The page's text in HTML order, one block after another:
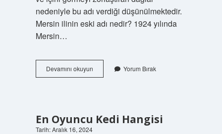
nedeniyle bu adı verdiği düşünülmektedir.
Mersin ilinin eski adı nedir? 1924 yılında
Mersin…
Devamını okuyunMersin
Hangi
Yorum Bırak
En Oyuncu Kedi Hangisi
Tarih: Aralık 16, 2024